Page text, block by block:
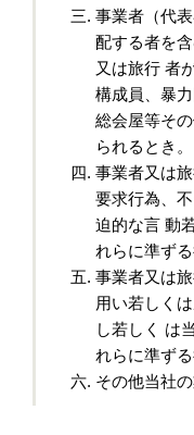
事業者（代
配する者を
又は旅行 者
構成員、暴
総会屋等そ
られるとき。
事業者又は
要求行為、
迫的な言 動
れらに準ず
事業者又は
用い若しく
し若しく は
れらに準ず
その他当社